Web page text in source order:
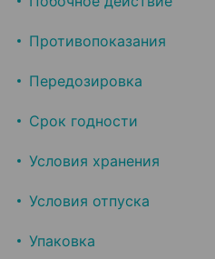
Противопоказания
Передозировка
Срок годности
Условия хранения
Условия отпуска
Упаковка